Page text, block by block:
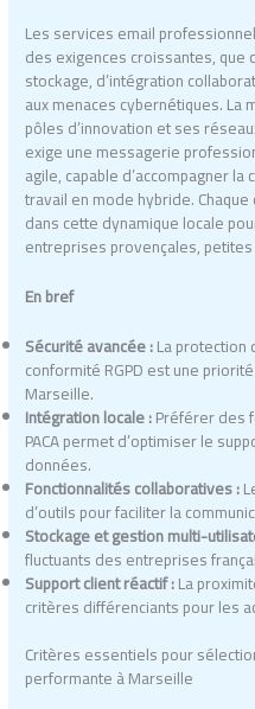
Les services email
des exigences croissantes,
stockage, d’intégration
aux menaces cybernétiques.
pôles d’innovation et ses
exige une messagerie
agile, capable d’accompagner
travail en mode hybride.
dans cette dynamique locale
entreprises provençales,
En bref
Sécurité avancée :La
conformité RGPD est une
Marseille.
Intégration locale :Préférer des
PACA permet d’optimiser le
données.
Fonctionnalités collaboratives :
d’outils pour faciliter la
Stockage et gestion multi-
fluctuants des entreprises
Support client réactif :La
critères différenciants pour les
Critères essentiels pour
performante à Marseille